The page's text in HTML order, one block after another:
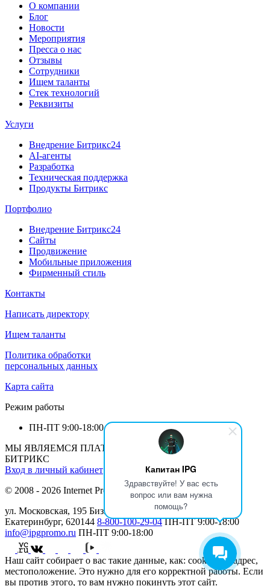
Капитан IPG
Здравствуйте! У вас есть
вопрос или вам нужна
помощь?
О компании
Блог
Новости
Мероприятия
Пресса о нас
Отзывы
Сотрудники
Ищем таланты
Стек технологий
Реквизиты
Услуги
Внедрение Битрикс24
AI-агенты
Разработка
Техническая поддержка
Продукты Битрикс
Портфолио
Внедрение Битрикс24
Сайты
Продвижение
Мобильные приложения
Фирменный стиль
Контакты
Написать директору
Ищем таланты
Политика обработки
персональных данных
Карта сайта
Режим работы
ПН-ПТ 9:00-18:00
МЫ ЯВЛЯЕМСЯ ПЛАТИНОВЫМ ПАРТНЕРОМ 1С-
БИТРИКС
Вход в личный кабинет
© 2008 - 2026 Internet Production Group (
ул. Московская, 195 Бизнеc Центр МАН, 12 этаж г.
Екатеринбург, 620144 8-800-100-29-04 ПН-ПТ 9:00-18:00
info@ipgpromo.ru ПН-ПТ 9:00-18:00
Наш сайт собирает о вас такие данные, как: cookies, IP-адрес,
местоположение. Это нужно для его корректной работы. Если
вы против этого, то вам нужно покинуть этот сайт.